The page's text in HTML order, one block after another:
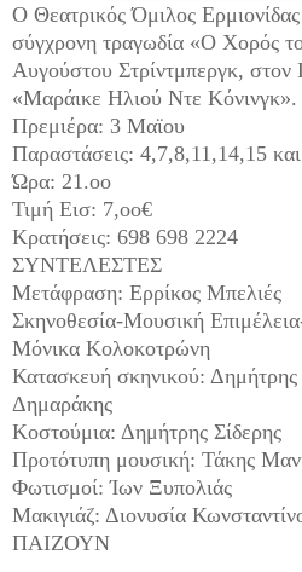
Ο Θεατρικός Όμιλος Ερμιονίδας
σύγχρονη τραγωδία «Ο Χορός
Αυγούστου Στρίντμπεργκ,
«Μαράικε Ηλιού Ντε Κόνινγκ».
Πρεμιέρα: 3 Μαϊου
Παραστάσεις: 4,7,8,11,14,15
Ώρα: 21.οο
Τιμή Εισ: 7,οο€
Κρατήσεις: 698 698 2224
ΣΥΝΤΕΛΕΣΤΕΣ
Μετάφραση: Ερρίκος Μπελιές
Σκηνοθεσία-Μουσική
Μόνικα Κολοκοτρώνη
Κατασκευή σκηνικού: Δημήτρης
Δημαράκης
Κοστούμια: Δημήτρης Σίδερης
Προτότυπη μουσική: Τάκης
Φωτισμοί: Ίων Ξυπολιάς
Μακιγιάζ: Διονυσία
ΠΑΙΖΟΥΝ